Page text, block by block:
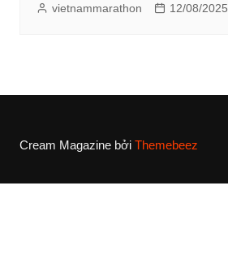
vietnammarathon 12/08/2025
Cream Magazine bởi Themebeez